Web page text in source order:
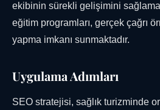
ekibinin sürekli gelişimini
eğitim programları, gerçek çağrı
yapma imkanı sunmaktadır.
Uygulama Adımları
SEO stratejisi, sağlık turizminde